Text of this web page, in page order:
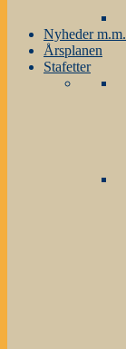
Nyheder m.m.
Årsplanen
Stafetter